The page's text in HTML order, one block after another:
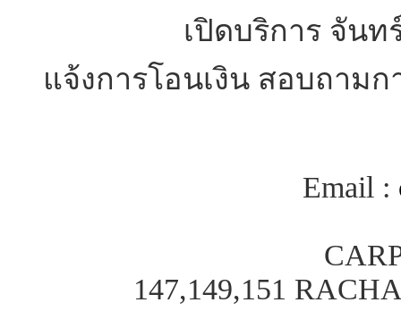
เปิดบริการ จันท
แจ้งการโอนเงิน สอบถามก
Email :
147,149,151